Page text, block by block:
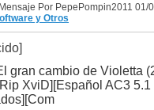
Por PepePompin2011 01/
y Otros
gran cambio de Violetta
XviD][Español AC3 5.1